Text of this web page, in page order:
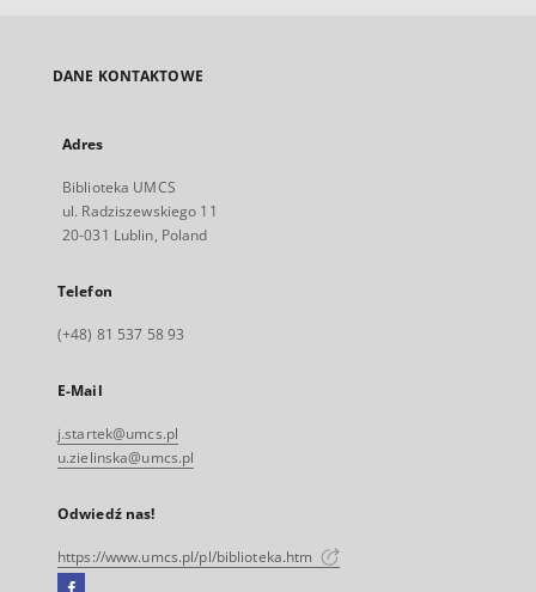
DANE KONTAKTOWE
Adres
Biblioteka UMCS
ul. Radziszewskiego 11
20-031 Lublin, Poland
Telefon
(+48) 81 537 58 93
E-Mail
j.startek@umcs.pl
u.zielinska@umcs.pl
Odwiedź nas!
https://www.umcs.pl/pl/biblioteka.htm
Facebook